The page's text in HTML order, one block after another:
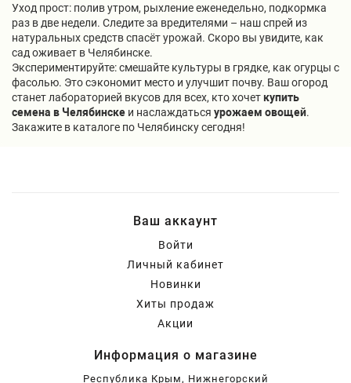
Уход прост: полив утром, рыхление еженедельно, подкормка
раз в две недели. Следите за вредителями – наш спрей из
натуральных средств спасёт урожай. Скоро вы увидите, как
сад оживает в Челябинске.
Экспериментируйте: смешайте культуры в грядке, как огурцы с
фасолью. Это сэкономит место и улучшит почву. Ваш огород
станет лабораторией вкусов для всех, кто хочет купить
семена в Челябинске и наслаждаться урожаем овощей.
Закажите в каталоге по Челябинску сегодня!
Ваш аккаунт
Войти
Личный кабинет
Новинки
Хиты продаж
Акции
Информация о магазине
Республика Крым, Нижнегорский